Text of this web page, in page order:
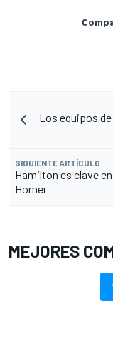
Los equipos
SIGUIENTE ARTÍCULO
Hamilton es clave
Horner
MEJORES